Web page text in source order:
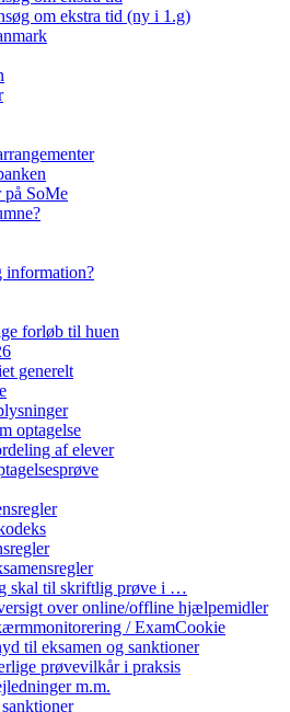
om ekstra tid (ny i 1.g)
på SoMe
information?
forløb til huen
generelt
optagelse
af elever
skal til skriftlig prøve i …
over online/offline hjælpemidler
/ ExamCookie
til eksamen og sanktioner
prøvevilkår i praksis
m.m.